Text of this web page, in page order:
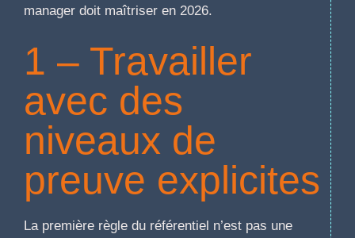
manager doit maîtriser en 2026.
1 – Travailler
avec des
niveaux de
preuve explicites
La première règle du référentiel n’est pas une